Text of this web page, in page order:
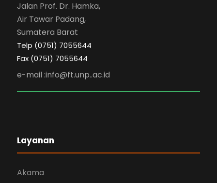
Jalan Prof. Dr. Hamka,
Air Tawar Padang,
Sumatera Barat
Telp (0751) 7055644
Fax (0751) 7055644
e-mail :info@ft.unp..ac.id
Layanan
Akama